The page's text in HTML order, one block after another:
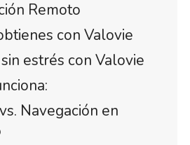
Remoto
con Valovie
estrés con Valovie
Navegación en